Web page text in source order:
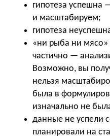
гипотеза успешна
и масштабируем;
гипотеза
«ни рыба ни мясо»
частично —
Возможно, вы
нельзя
была в
изначально не
данные не успели
планировали на